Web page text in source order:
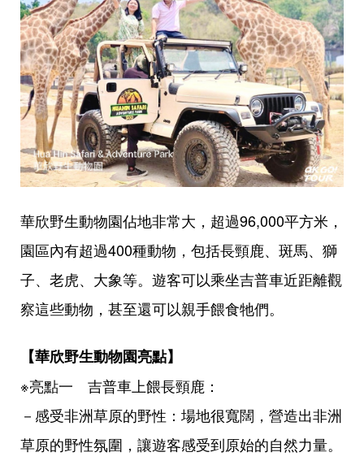
華欣野生動物園佔地非常大，超過96,000平方米，
園區內有超過400種動物，包括長頸鹿、斑馬、獅
子、老虎、大象等。遊客可以乘坐吉普車近距離觀
察這些動物，甚至還可以親手餵食牠們。
【華欣野生動物園亮點】
※亮點一 吉普車上餵長頸鹿：
－感受非洲草原的野性：場地很寬闊，營造出非洲
草原的野性氛圍，讓遊客感受到原始的自然力量。